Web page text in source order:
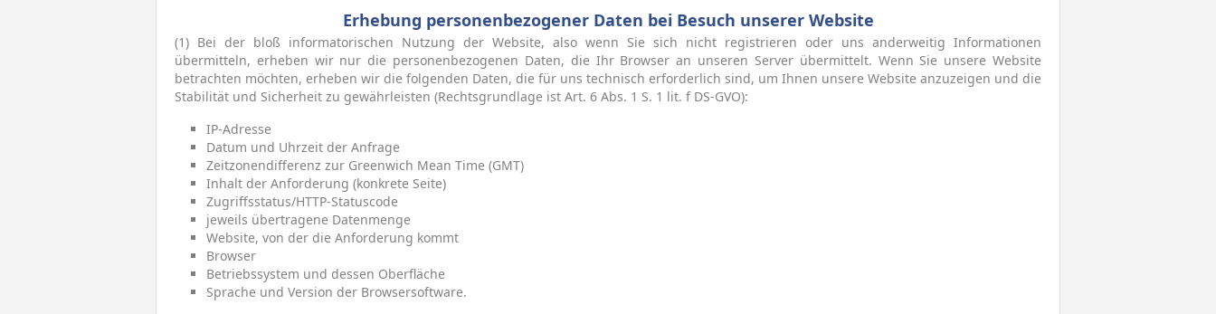
Erhebung personenbezogener Daten bei Besuch unserer Website
(1) Bei der bloß informatorischen Nutzung der Website, also wenn Sie sich nicht registrieren oder uns anderweitig Informationen
übermitteln, erheben wir nur die personenbezogenen Daten, die Ihr Browser an unseren Server übermittelt. Wenn Sie unsere Website
betrachten möchten, erheben wir die folgenden Daten, die für uns technisch erforderlich sind, um Ihnen unsere Website anzuzeigen und die
Stabilität und Sicherheit zu gewährleisten (Rechtsgrundlage ist Art. 6 Abs. 1 S. 1 lit. f DS-GVO):
IP-Adresse
Datum und Uhrzeit der Anfrage
Zeitzonendifferenz zur Greenwich Mean Time (GMT)
Inhalt der Anforderung (konkrete Seite)
Zugriffsstatus/HTTP-Statuscode
jeweils übertragene Datenmenge
Website, von der die Anforderung kommt
Browser
Betriebssystem und dessen Oberfläche
Sprache und Version der Browsersoftware.